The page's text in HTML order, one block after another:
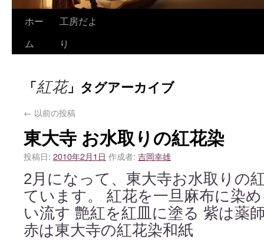
ホー
ム
工房だよ
り
「紅花」タグアーカイブ
← 以前の投稿
東大寺 お水取りの紅花染
投稿日: 2010年2月1日 作成者: 吉岡幸雄
2月になって、東大寺お水取りの
ています。 紅花を一旦麻布に染
い流す 艶紅を紅皿に塗る 紫は薬
赤は東大寺の紅花染和紙